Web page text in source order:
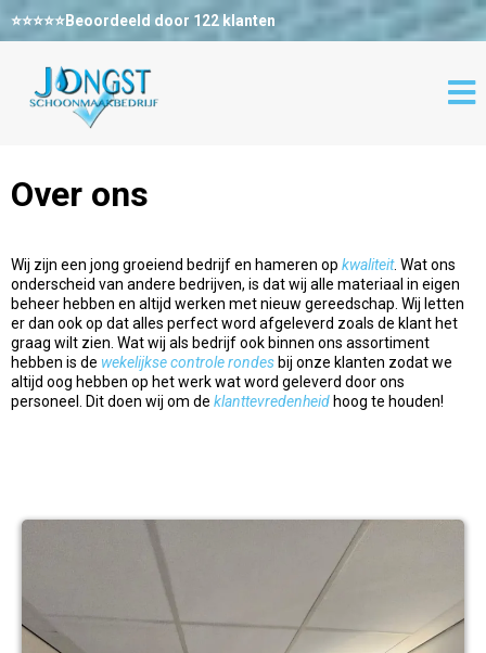
⭐⭐⭐⭐⭐Beoordeeld door 122 klanten
Over ons
Wij zijn een jong groeiend bedrijf en hameren op kwaliteit. Wat ons
onderscheid van andere bedrijven, is dat wij alle materiaal in eigen
beheer hebben en altijd werken met nieuw gereedschap. Wij letten
er dan ook op dat alles perfect word afgeleverd zoals de klant het
graag wilt zien. Wat wij als bedrijf ook binnen ons assortiment
hebben is de wekelijkse controle rondes bij onze klanten zodat we
altijd oog hebben op het werk wat word geleverd door ons
personeel. Dit doen wij om de klanttevredenheid hoog te houden!